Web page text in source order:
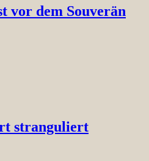
vor dem Souverän
stranguliert